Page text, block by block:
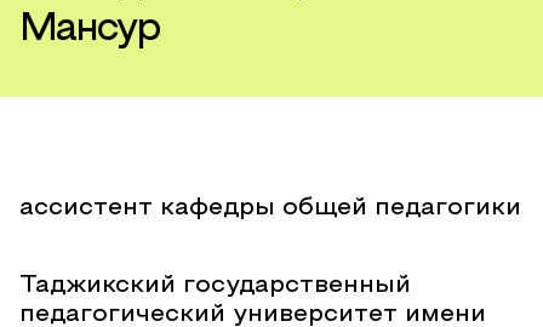
Мансур
ассистент кафедры общей педагогики
Таджикский государственный
педагогический университет имени